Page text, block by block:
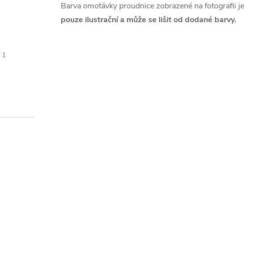
1
Barva omotávky proudnice zobrazené na fotografii je
pouze ilustrační a může se lišit od dodané barvy.